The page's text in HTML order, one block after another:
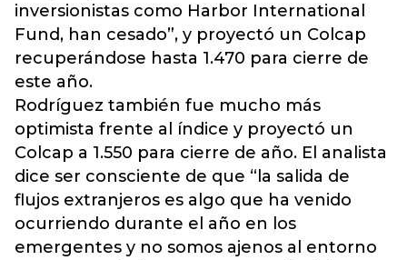
inversionistas como Harbor International
Fund, han cesado”, y proyectó un Colcap
recuperándose hasta 1.470 para cierre de
este año.
Rodríguez también fue mucho más
optimista frente al índice y proyectó un
Colcap a 1.550 para cierre de año. El analista
dice ser consciente de que “la salida de
flujos extranjeros es algo que ha venido
ocurriendo durante el año en los
emergentes y no somos ajenos al entorno